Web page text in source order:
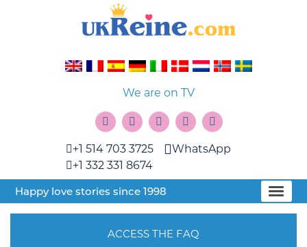
We are on TV
+1 514 703 3725
+1 332 331 8674
WhatsApp
Happy love stories since 1998
ACCESS THE FAQ